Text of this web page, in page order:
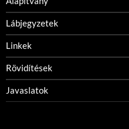
Lábjegyzetek
Linkek
Rövidítések
Javaslatok